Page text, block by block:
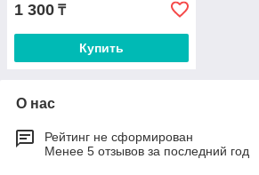
1 300 ₸
Купить
О нас
Рейтинг не сформирован
Менее 5 отзывов за последний год